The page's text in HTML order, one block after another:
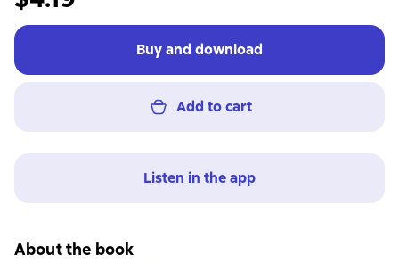
Buy and download
Add to cart
Listen in the app
About the book